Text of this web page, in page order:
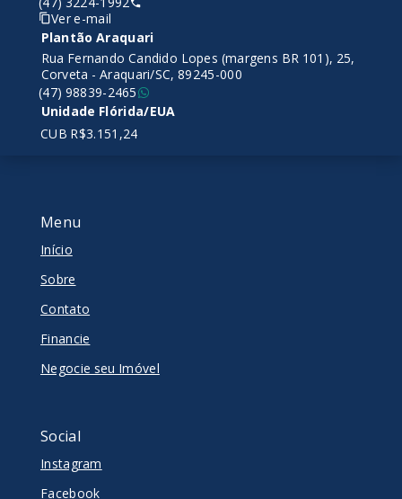
Menu
Início
Sobre
Contato
Financie
Negocie seu Imóvel
Social
Instagram
Facebook
Ver e-mail
Plantão Araquari
Rua Fernando Candido Lopes (margens BR 101), 25,
Corveta - Araquari/SC, 89245-000
(47) 98839-2465
Unidade Flórida/EUA
CUB R$3.151,24